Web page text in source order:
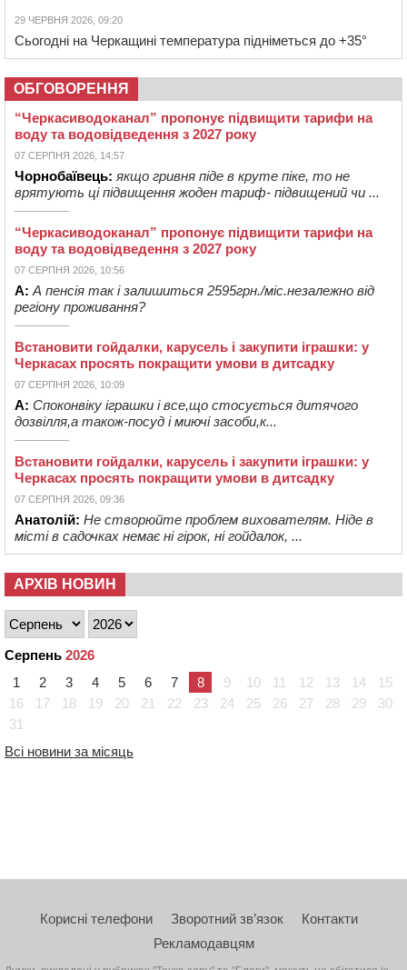
29 ЧЕРВНЯ 2026, 09:20
Сьогодні на Черкащині температура підніметься до +35°
ОБГОВОРЕННЯ
“Черкасиводоканал” пропонує підвищити тарифи на
воду та водовідведення з 2027 року
07 СЕРПНЯ 2026, 14:57
Чорнобаївець: якщо гривня піде в круте піке, то не
врятують ці підвищення жоден тариф- підвищений чи ...
“Черкасиводоканал” пропонує підвищити тарифи на
воду та водовідведення з 2027 року
07 СЕРПНЯ 2026, 10:56
А: А пенсія так і залишиться 2595грн./міс.незалежно від
регіону проживання?
Встановити гойдалки, карусель і закупити іграшки: у
Черкасах просять покращити умови в дитсадку
07 СЕРПНЯ 2026, 10:09
А: Споконвіку іграшки і все,що стосується дитячого
дозвілля,а також-посуд і миючі засоби,к...
Встановити гойдалки, карусель і закупити іграшки: у
Черкасах просять покращити умови в дитсадку
07 СЕРПНЯ 2026, 09:36
Анатолій: Не створюйте проблем вихователям. Ніде в
місті в садочках немає ні гірок, ні гойдалок, ...
АРХІВ НОВИН
Серпень 2026
1
2 3 4 5 6 7 8 9 10 11 12 13 14
15
16
17 18 19 20 21 22 23 24 25 26 27 28 29
30
31
Всі новини за місяць
Корисні телефони Зворотний зв’язок
Контакти
Рекламодавцям